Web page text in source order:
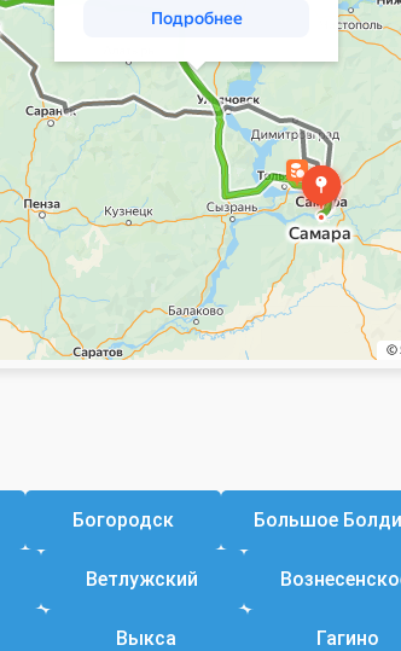
Богородск Большое
Ветлужский
Выкса Гагино